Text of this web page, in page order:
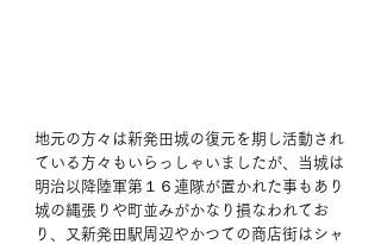
地元の方々は新発田城の復元を期し活動され
ている方々もいらっしゃいましたが、当城は
明治以降陸軍第１６連隊が置かれた事もあり
城の縄張りや町並みがかなり損なわれてお
り、又新発田駅周辺やかつての商店街はシャ